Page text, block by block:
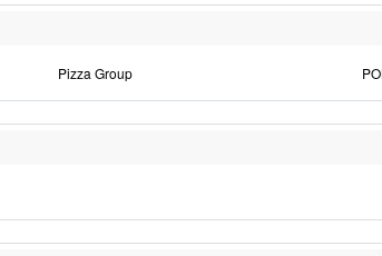
Pizza Group